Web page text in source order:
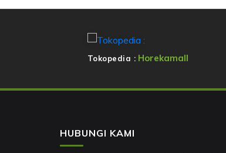
Tokopedia : Horekamall
HUBUNGI KAMI